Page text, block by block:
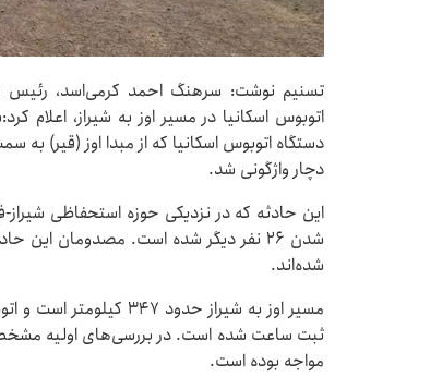
تسنیم نوشت: سرهنگ احمد کرمی‌اسد، رئیس
دچار واژگونی شد.
شدن ۲۶ نفر دیگر شده است. مصدومان این
شده‌اند.
مسیر اوز به شیراز
ثبت ساعت شده است. در بررسی‌های اولیه
مواجه بوده است.